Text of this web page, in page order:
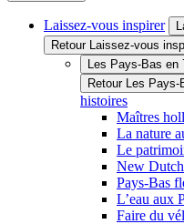
Laissez-vous inspirer
Retour Laissez-vous
Les Pays-Bas en
Retour Les
histoires
Maîtres
La nature
Le
New Dutch
Pays-Bas
L’eau aux
Faire du